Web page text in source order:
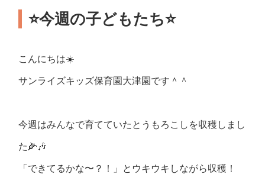
⭐️今週の子どもたち⭐️
こんにちは☀️
サンライズキッズ保育園大津園です＾＾
今週はみんなで育てていたとうもろこしを収穫しまし
た🌽🎶
「できてるかな〜？！」とウキウキしながら収穫！